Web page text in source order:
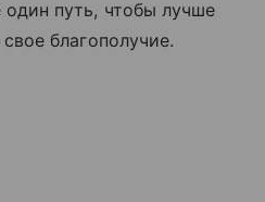
путь, чтобы лучше
благополучие.